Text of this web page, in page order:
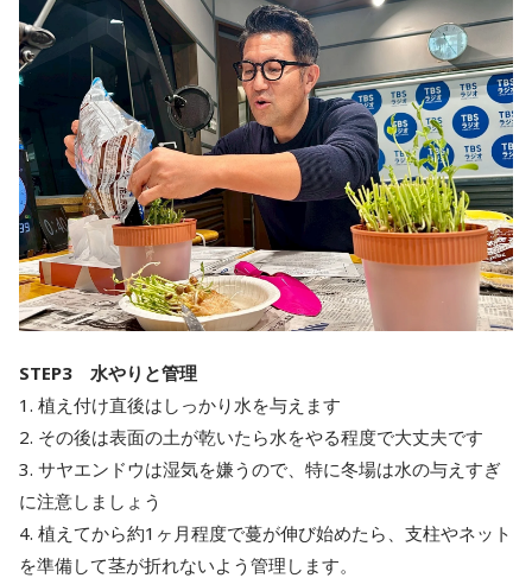
STEP3 水やりと管理
1. 植え付け直後はしっかり水を与えます
2. その後は表面の土が乾いたら水をやる程度で大丈夫です
3. サヤエンドウは湿気を嫌うので、特に冬場は水の与えすぎ
に注意しましょう
4. 植えてから約1ヶ月程度で蔓が伸び始めたら、支柱やネット
を準備して茎が折れないよう管理します。